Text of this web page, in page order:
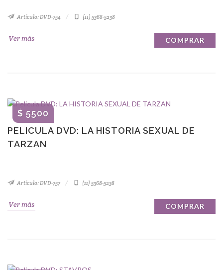
Artículo: DVD-754 (11) 5368-5238
Ver más COMPRAR
PELICULA DVD: LA HISTORIA SEXUAL DE
TARZAN
$ 5500
Artículo: DVD-757 (11) 5368-5238
Ver más COMPRAR